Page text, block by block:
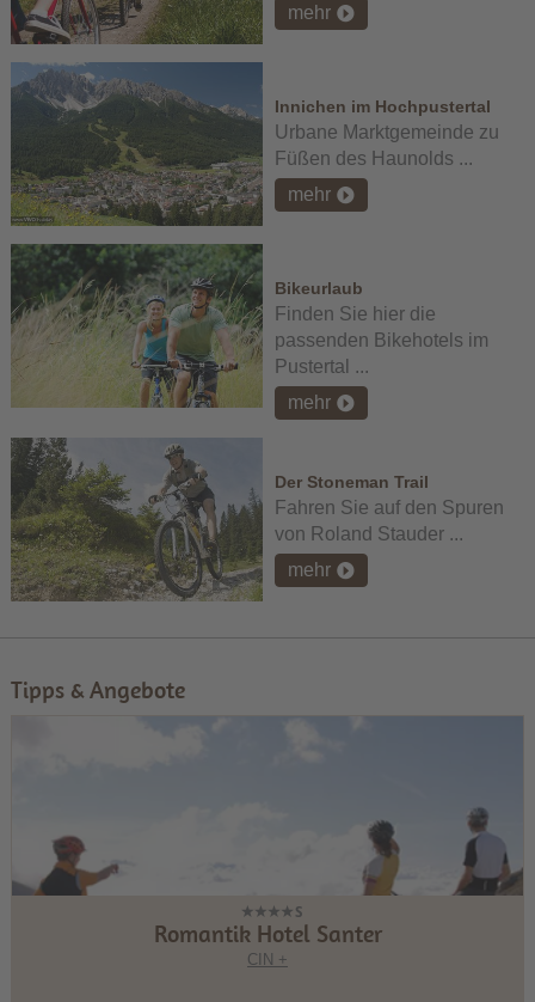
mehr
Innichen im Hochpustertal
Urbane Marktgemeinde zu
Füßen des Haunolds ...
mehr
Bikeurlaub
Finden Sie hier die
passenden Bikehotels im
Pustertal ...
mehr
Der Stoneman Trail
Fahren Sie auf den Spuren
von Roland Stauder ...
mehr
Tipps & Angebote
Romantik Hotel Santer
CIN +